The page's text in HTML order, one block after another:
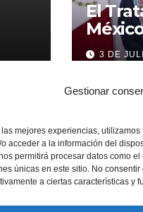
Gestionar
mejores experiencias,
acceder a la información del
permitirá procesar datos como
únicas en este sitio. No
a ciertas características y
El
MEC)
hasta
3 DE